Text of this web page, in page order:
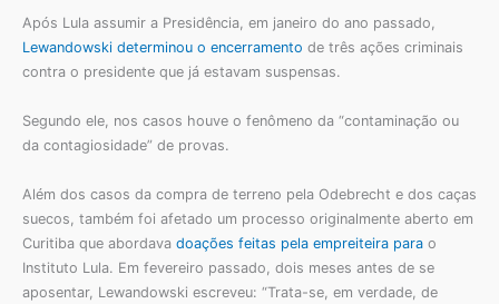
Após Lula assumir a Presidência, em janeiro do ano passado,
Lewandowski determinou o encerramento de três ações criminais
contra o presidente que já estavam suspensas.
Segundo ele, nos casos houve o fenômeno da “contaminação ou
da contagiosidade” de provas.
Além dos casos da compra de terreno pela Odebrecht e dos caças
suecos, também foi afetado um processo originalmente aberto em
Curitiba que abordava doações feitas pela empreiteira para o
Instituto Lula. Em fevereiro passado, dois meses antes de se
aposentar, Lewandowski escreveu: “Trata-se, em verdade, de